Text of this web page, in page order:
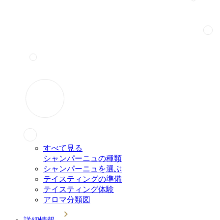
すべて見る
シャンパーニュの種類
シャンパーニュを選ぶ
テイスティングの準備
テイスティング体験
アロマ分類図